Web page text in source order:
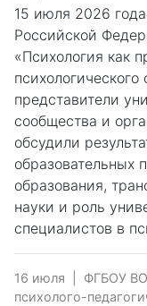
15 июля 2026
Российской
«Психология как
представители
сообщества и
обсудили
образовательных
образования,
науки и роль
специалистов в
16 июля
ФГБОУ ВО
психолого-